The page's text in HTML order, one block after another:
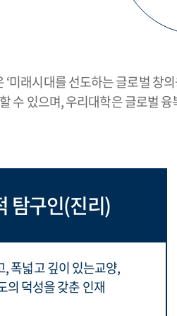
미래시대를 선도하는 글로벌 창
수 있으며, 우리대학은 글로벌
탐구인(진리)
, 폭넓고 깊이 있는교양,
의 덕성을 갖춘 인재